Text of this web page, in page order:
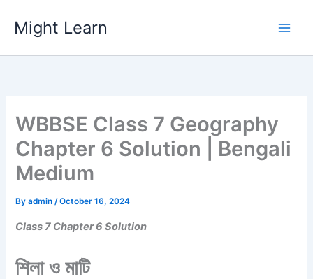
content
Might Learn
WBBSE Class 7 Geography
Chapter 6 Solution | Bengali
Medium
Byadmin/October 16, 2024
Class 7 Chapter 6 Solution
শিলা ও মাটি